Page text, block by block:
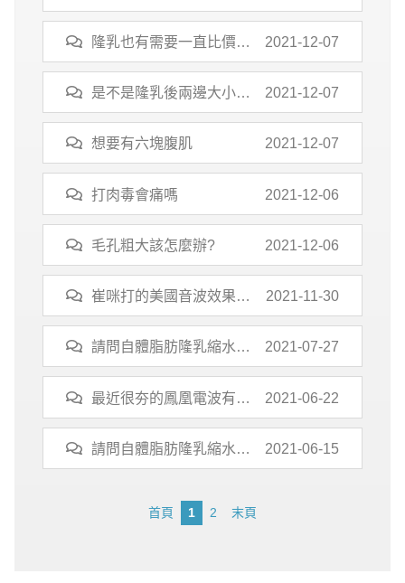
日、韓人赴陸整形
隆乳也有需要一直比價
嗎?
2021-12-07
是不是隆乳後兩邊大小還
是會有點不太一樣?
2021-12-07
想要有六塊腹肌 2021-12-07
打肉毒會痛嗎 2021-12-06
毛孔粗大該怎麼辦? 2021-12-06
崔咪打的美國音波效果好
嗎？
2021-11-30
請問自體脂肪隆乳縮水機
率高嗎?
2021-07-27
最近很夯的鳳凰電波有人
打過了嗎?
2021-06-22
請問自體脂肪隆乳縮水機
率高嗎?
2021-06-15
首頁 1 2 末頁